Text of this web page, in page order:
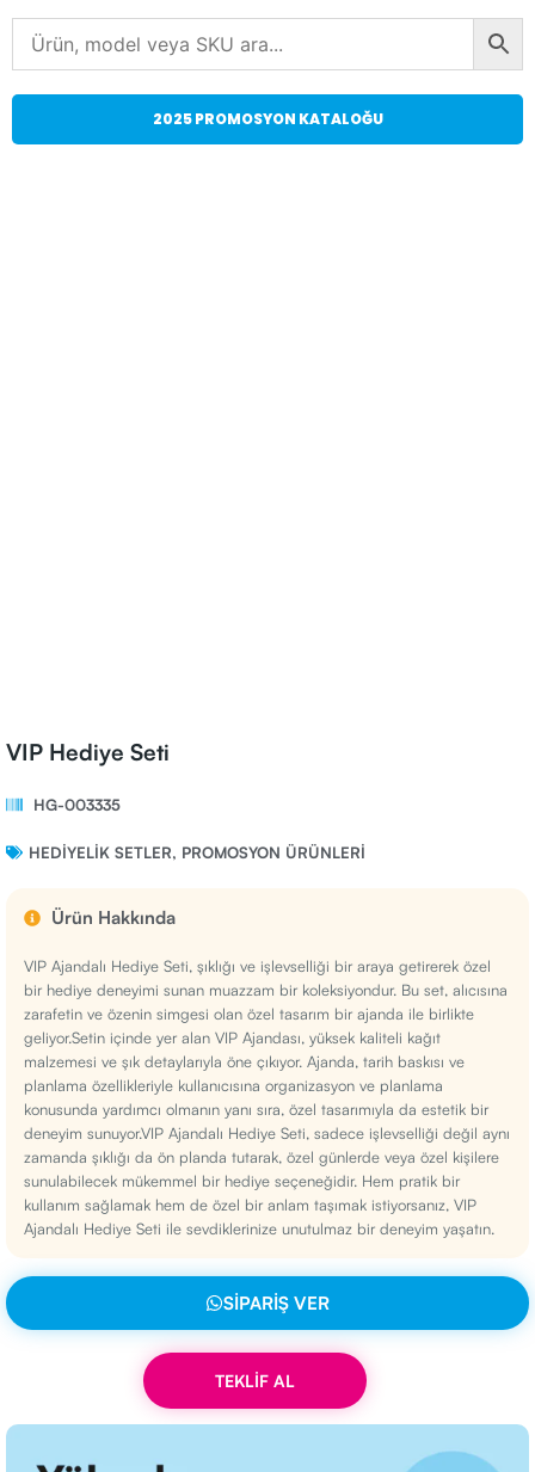
2025 PROMOSYON KATALOĞU
VIP Hediye Seti
HG-003335
HEDIYELIK SETLER, PROMOSYON ÜRÜNLERI
Ürün Hakkında
VIP Ajandalı Hediye Seti, şıklığı ve işlevselliği bir araya getirerek özel
bir hediye deneyimi sunan muazzam bir koleksiyondur. Bu set, alıcısına
zarafetin ve özenin simgesi olan özel tasarım bir ajanda ile birlikte
geliyor.Setin içinde yer alan VIP Ajandası, yüksek kaliteli kağıt
malzemesi ve şık detaylarıyla öne çıkıyor. Ajanda, tarih baskısı ve
planlama özellikleriyle kullanıcısına organizasyon ve planlama
konusunda yardımcı olmanın yanı sıra, özel tasarımıyla da estetik bir
deneyim sunuyor.VIP Ajandalı Hediye Seti, sadece işlevselliği değil aynı
zamanda şıklığı da ön planda tutarak, özel günlerde veya özel kişilere
sunulabilecek mükemmel bir hediye seçeneğidir. Hem pratik bir
kullanım sağlamak hem de özel bir anlam taşımak istiyorsanız, VIP
Ajandalı Hediye Seti ile sevdiklerinize unutulmaz bir deneyim yaşatın.
SIPARIŞ VER
TEKLİF AL